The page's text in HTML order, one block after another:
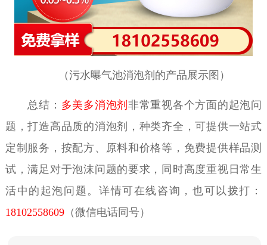
（污水曝气池消泡剂的产品展示图）
总结： 多美多消泡剂 非常重视各个方面的起泡问
题，打造高品质的消泡剂，种类齐全，可提供一站式
定制服务，按配方、原料和价格等，免费提供样品测
试，满足对于泡沫问题的要求，同时高度重视日常生
活中的起泡问题。详情可在线咨询，也可以拨打：
18102558609（微信电话同号）